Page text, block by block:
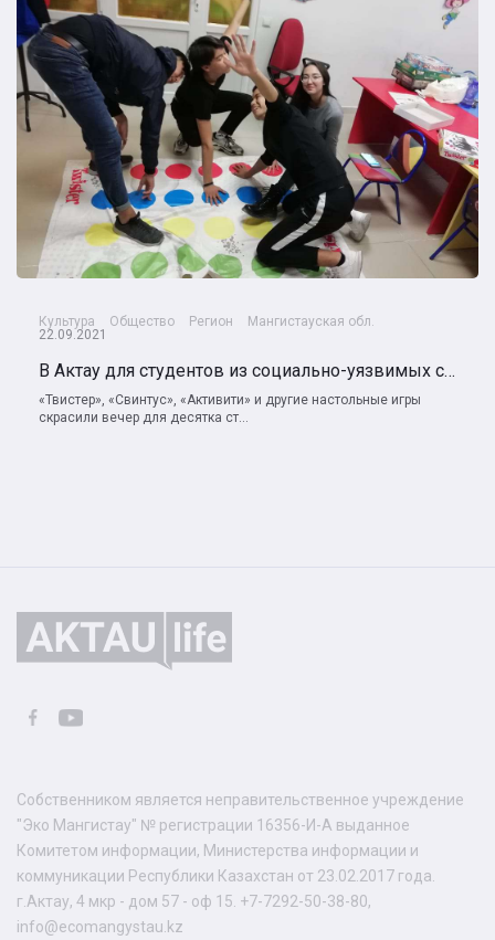
Культура Общество Регион
Мангистауская обл.
22.09.2021
В Актау для студентов из социально-уязвимых семей проводят бесплатные игровые вечера
«Твистер», «Свинтус», «Активити» и другие настольные игры
скрасили вечер для десятка ст...
Собственником является неправительственное учреждение
"Эко Мангистау" № регистрации 16356-И-А выданное
Комитетом информации, Министерства информации и
коммуникации Республики Казахстан от 23.02.2017 года.
г.Актау, 4 мкр - дом 57 - оф 15. +7-7292-50-38-80,
info@ecomangystau.kz